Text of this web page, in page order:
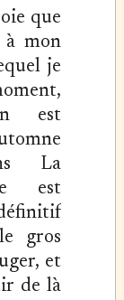
que
à mon
je
est
La
est
gros
et
de là